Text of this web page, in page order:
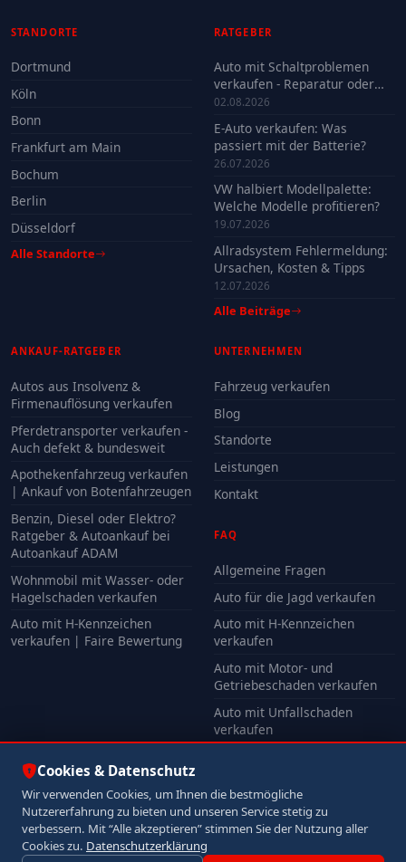
STANDORTE
Dortmund
Köln
Bonn
Frankfurt am Main
Bochum
Berlin
Düsseldorf
Alle Standorte
RATGEBER
Auto mit Schaltproblemen
verkaufen - Reparatur oder
Verkauf?
02.08.2026
E-Auto verkaufen: Was
passiert mit der Batterie?
26.07.2026
VW halbiert Modellpalette:
Welche Modelle profitieren?
19.07.2026
Allradsystem Fehlermeldung:
Ursachen, Kosten & Tipps
12.07.2026
Alle Beiträge
ANKAUF-RATGEBER
Autos aus Insolvenz &
Firmenauflösung verkaufen
Pferdetransporter verkaufen -
Auch defekt & bundesweit
Apothekenfahrzeug verkaufen
| Ankauf von Botenfahrzeugen
Benzin, Diesel oder Elektro?
Ratgeber & Autoankauf bei
Autoankauf ADAM
Wohnmobil mit Wasser- oder
Hagelschaden verkaufen
Auto mit H-Kennzeichen
verkaufen | Faire Bewertung
UNTERNEHMEN
Fahrzeug verkaufen
Blog
Standorte
Leistungen
Kontakt
FAQ
Allgemeine Fragen
Auto für die Jagd verkaufen
Auto mit H-Kennzeichen
verkaufen
Auto mit Motor- und
Getriebeschaden verkaufen
Auto mit Unfallschaden
verkaufen
© 2026 Autoankauf ADAM. Alle Rechte vorbehalten.
ImpressumDatenschutz
Cookies & Datenschutz
Wir verwenden Cookies, um Ihnen die bestmögliche
Nutzererfahrung zu bieten und unseren Service stetig zu
verbessern. Mit “Alle akzeptieren” stimmen Sie der Nutzung aller
Cookies zu. Datenschutzerklärung